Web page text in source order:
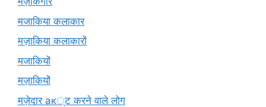
मजाकिया कलाकार
मज़ाकिया कलाकारों
मजाकियों
मज़ाकियों
मज़ेदार ак्ट करने वाले लोग